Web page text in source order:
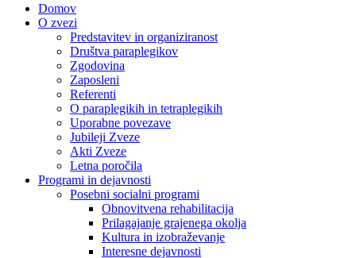
Domov
O zvezi
Predstavitev in organiziranost
Društva paraplegikov
Zgodovina
Zaposleni
Referenti
O paraplegikih in tetraplegikih
Uporabne povezave
Jubileji Zveze
Akti Zveze
Letna poročila
Programi in dejavnosti
Posebni socialni programi
Obnovitvena rehabilitacija
Prilagajanje grajenega okolja
Kultura in izobraževanje
Interesne dejavnosti